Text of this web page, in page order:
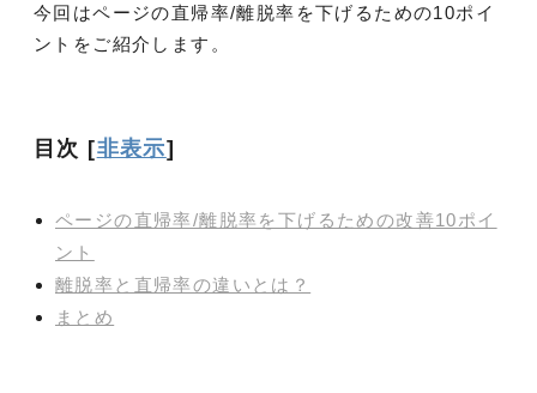
今回はページの直帰率/離脱率を下げるための10ポイ
ントをご紹介します。
目次 [非表示]
ページの直帰率/離脱率を下げるための改善10ポイ
ント
離脱率と直帰率の違いとは？
まとめ